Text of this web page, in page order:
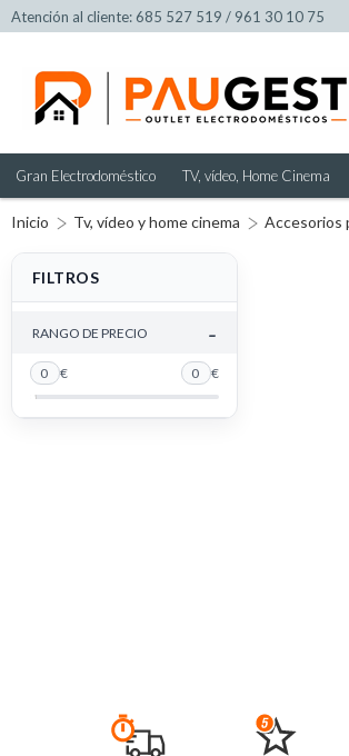
Atención al cliente: 685 527 519 / 961 30 10 75
Gran Electrodoméstico TV, vídeo, Home Cinema
Inicio Tv, vídeo y home cinema Accesorios
FILTROS
RANGO DE PRECIO -
0 € 0 €